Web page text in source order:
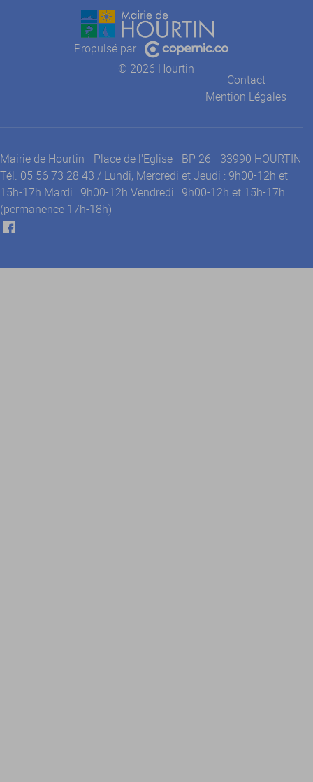
Propulsé par
© 2026 Hourtin
Contact
Mention Légales
Mairie de Hourtin - Place de l'Eglise - BP 26 - 33990 HOURTIN
Tél. 05 56 73 28 43 / Lundi, Mercredi et Jeudi : 9h00-12h et
15h-17h Mardi : 9h00-12h Vendredi : 9h00-12h et 15h-17h
(permanence 17h-18h)